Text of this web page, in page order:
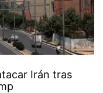
Irán tras